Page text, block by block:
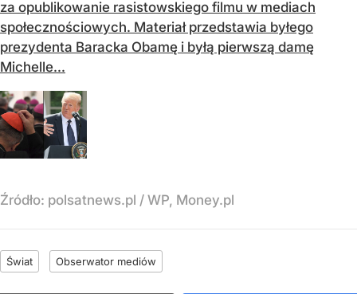
za opublikowanie rasistowskiego filmu w mediach
społecznościowych. Materiał przedstawia byłego
prezydenta Baracka Obamę i byłą pierwszą damę
Michelle...
Źródło: polsatnews.pl / WP, Money.pl
Świat Obserwator mediów